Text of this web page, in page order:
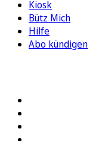
Kiosk
Bütz Mich
Hilfe
Abo kündigen